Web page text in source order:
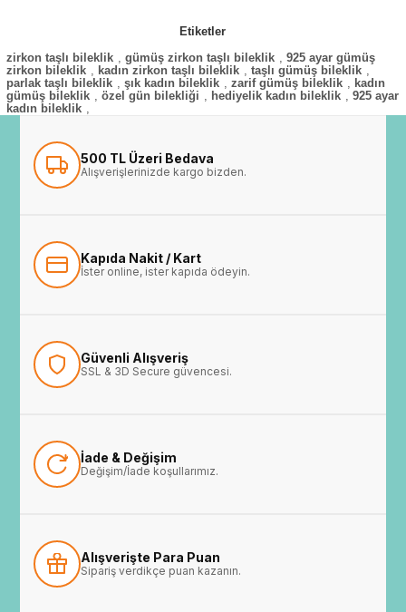
Etiketler
zirkon taşlı bileklik , gümüş zirkon taşlı bileklik , 925 ayar gümüş
zirkon bileklik , kadın zirkon taşlı bileklik , taşlı gümüş bileklik ,
parlak taşlı bileklik , şık kadın bileklik , zarif gümüş bileklik , kadın
gümüş bileklik , özel gün bilekliği , hediyelik kadın bileklik , 925 ayar
kadın bileklik ,
500 TL Üzeri Bedava
Alışverişlerinizde kargo bizden.
Kapıda Nakit / Kart
İster online, ister kapıda ödeyin.
Güvenli Alışveriş
SSL & 3D Secure güvencesi.
İade & Değişim
Değişim/İade koşullarımız.
Alışverişte Para Puan
Sipariş verdikçe puan kazanın.